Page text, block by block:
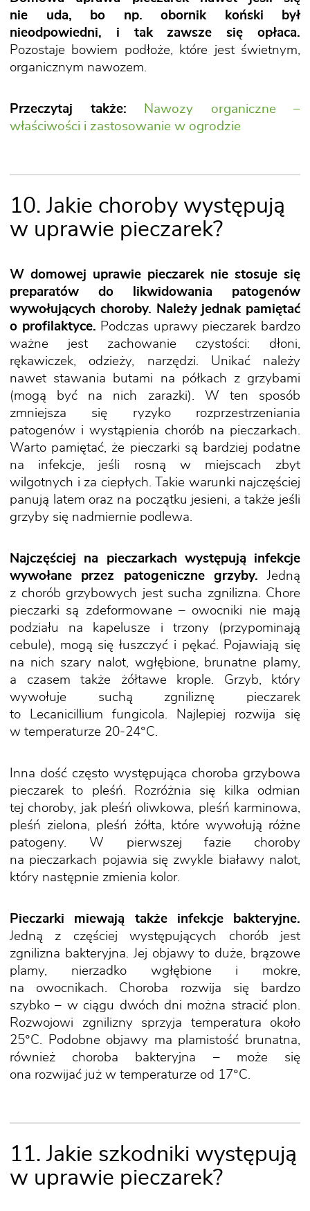
nie uda, bo np. obornik koński był
nieodpowiedni, i tak zawsze się opłaca.
Pozostaje bowiem podłoże, które jest świetnym,
organicznym nawozem.
Przeczytaj także:
Nawozy organiczne –
właściwości i zastosowanie w ogrodzie
10. Jakie choroby występują
w uprawie pieczarek?
W domowej uprawie pieczarek nie stosuje się
preparatów do likwidowania patogenów
wywołujących choroby. Należy jednak pamiętać
o profilaktyce. Podczas uprawy pieczarek bardzo
ważne jest zachowanie czystości: dłoni,
rękawiczek, odzieży, narzędzi. Unikać należy
nawet stawania butami na półkach z grzybami
(mogą być na nich zarazki). W ten sposób
zmniejsza się ryzyko rozprzestrzeniania
patogenów i wystąpienia chorób na pieczarkach.
Warto pamiętać, że pieczarki są bardziej podatne
na infekcje, jeśli rosną w miejscach zbyt
wilgotnych i za ciepłych. Takie warunki najczęściej
panują latem oraz na początku jesieni, a także jeśli
grzyby się nadmiernie podlewa.
Najczęściej na pieczarkach występują infekcje
wywołane przez patogeniczne grzyby. Jedną
z chorób grzybowych jest sucha zgnilizna. Chore
pieczarki są zdeformowane – owocniki nie mają
podziału na kapelusze i trzony (przypominają
cebule), mogą się łuszczyć i pękać. Pojawiają się
na nich szary nalot, wgłębione, brunatne plamy,
a czasem także żółtawe krople. Grzyb, który
wywołuje suchą zgniliznę pieczarek
to Lecanicillium fungicola. Najlepiej rozwija się
w temperaturze 20-24°C.
Inna dość często występująca choroba grzybowa
pieczarek to pleśń. Rozróżnia się kilka odmian
tej choroby, jak pleśń oliwkowa, pleśń karminowa,
pleśń zielona, pleśń żółta, które wywołują różne
patogeny. W pierwszej fazie choroby
na pieczarkach pojawia się zwykle białawy nalot,
który następnie zmienia kolor.
Pieczarki miewają także infekcje bakteryjne.
Jedną z częściej występujących chorób jest
zgnilizna bakteryjna. Jej objawy to duże, brązowe
plamy, nierzadko wgłębione i mokre,
na owocnikach. Choroba rozwija się bardzo
szybko – w ciągu dwóch dni można stracić plon.
Rozwojowi zgnilizny sprzyja temperatura około
25°C. Podobne objawy ma plamistość brunatna,
również choroba bakteryjna – może się
ona rozwijać już w temperaturze od 17°C.
11. Jakie szkodniki występują
w uprawie pieczarek?